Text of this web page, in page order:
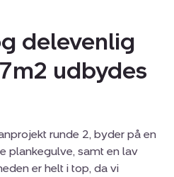
delevenlig
udbydes
runde 2, byder på en
plankegulve, samt en lav
er helt i top, da vi